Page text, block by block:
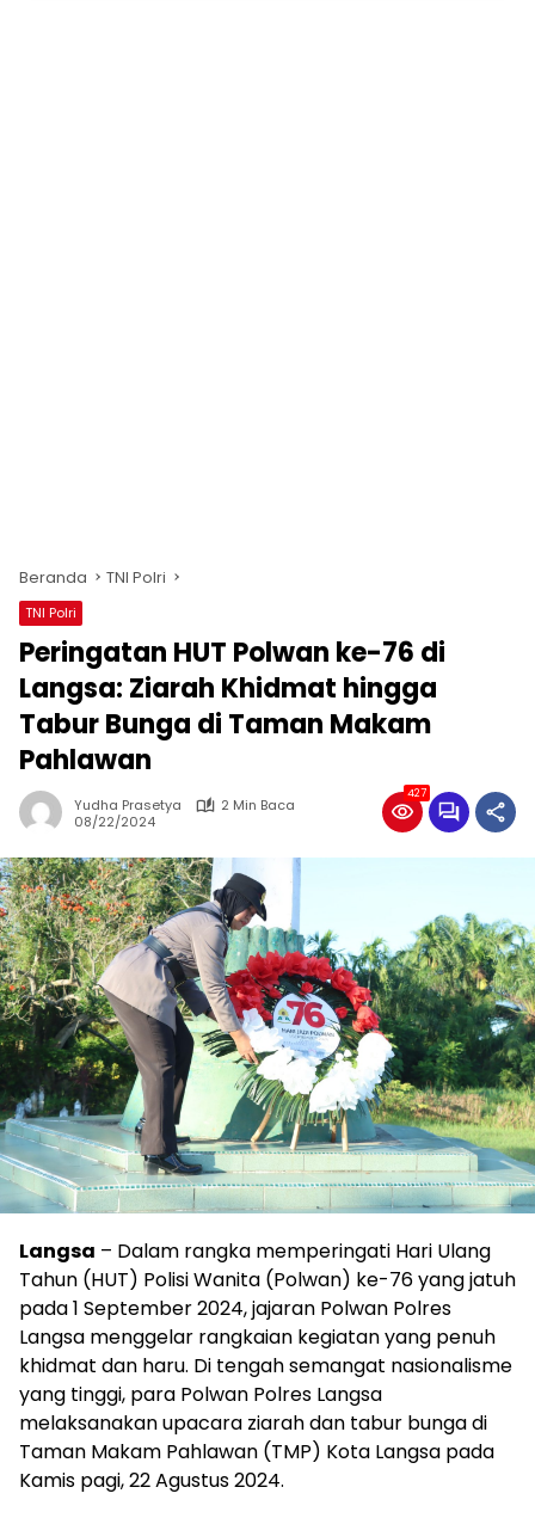
Beranda TNI Polri
TNI Polri
Peringatan HUT Polwan ke-76 di
Langsa: Ziarah Khidmat hingga
Tabur Bunga di Taman Makam
Pahlawan
Yudha Prasetya
2 Min Baca
08/22/2024
427
Langsa – Dalam rangka memperingati Hari Ulang
Tahun (HUT) Polisi Wanita (Polwan) ke-76 yang jatuh
pada 1 September 2024, jajaran Polwan Polres
Langsa menggelar rangkaian kegiatan yang penuh
khidmat dan haru. Di tengah semangat nasionalisme
yang tinggi, para Polwan Polres Langsa
melaksanakan upacara ziarah dan tabur bunga di
Taman Makam Pahlawan (TMP) Kota Langsa pada
Kamis pagi, 22 Agustus 2024.